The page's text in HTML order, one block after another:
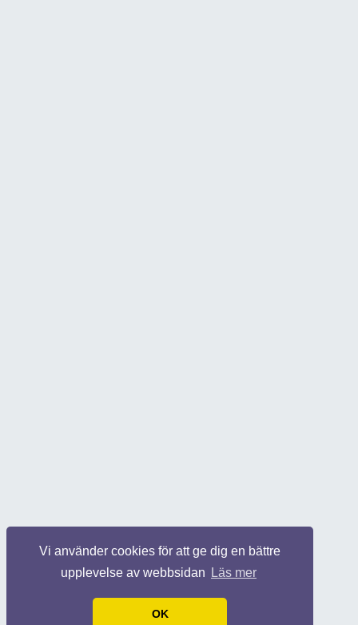
Vi använder cookies för att ge dig en bättre
upplevelse av webbsidan
Läs mer
OK